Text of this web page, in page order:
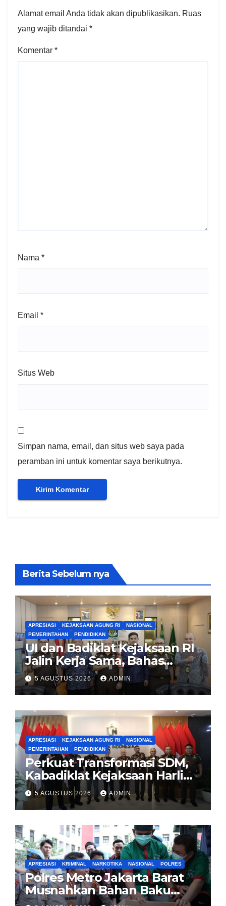
Alamat email Anda tidak akan dipublikasikan. Ruas
yang wajib ditandai *
Komentar *
Nama *
Email *
Situs Web
Simpan nama, email, dan situs web saya pada
peramban ini untuk komentar saya berikutnya.
Berita Sebelum nya
APRESIASI KEJAKSAAN AGUNG RI
NASIONAL
PEMERINTAHAN
PENDIDIKAN
UI dan Badiklat Kejaksaan RI
Jalin Kerja Sama, Bahas
Pembentukan Pusat Studi
Kajian Kejaksaan
5 AGUSTUS 2026 ADMIN
APRESIASI KEJAKSAAN AGUNG RI
NASIONAL
PEMERINTAHAN
PENDIDIKAN
Perkuat Transformasi SDM,
Kabadiklat Kejaksaan Harli
Siregar Jalin Sinergi dengan
LAN RI
5 AGUSTUS 2026 ADMIN
APRESIASI KRIMINAL NARKOTIKA NASIONAL POLRES
Polres Metro Jakarta Barat
Musnahkan Bahan Baku
Narkotika 1,1 Ton